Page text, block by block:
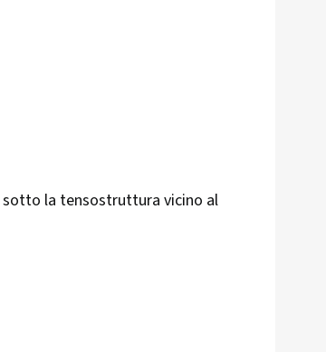
sotto la tensostruttura vicino al